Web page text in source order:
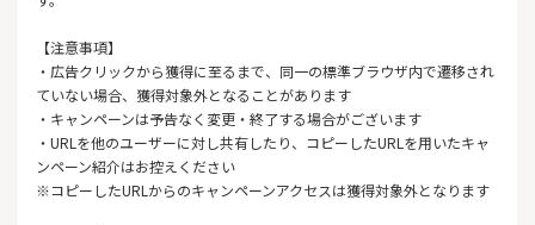
【注意事項】
・広告クリックから獲得に至るまで、同一の標準ブラウザ内で遷移され
ていない場合、獲得対象外となることがあります
・キャンペーンは予告なく変更・終了する場合がございます
・URLを他のユーザーに対し共有したり、コピーしたURLを用いたキャ
ンペーン紹介はお控えください
※コピーしたURLからのキャンペーンアクセスは獲得対象外となります